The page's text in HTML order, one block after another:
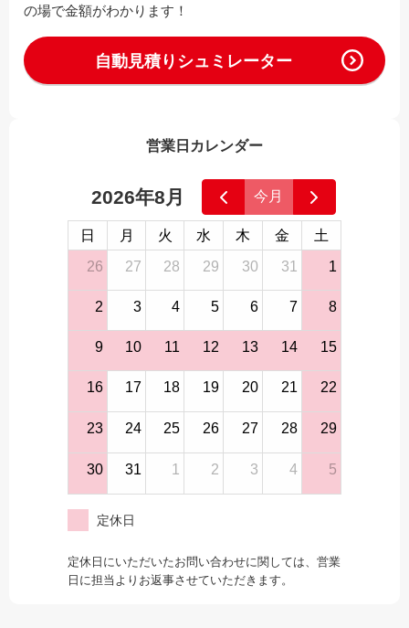
の場で金額がわかります！
自動見積りシュミレーター
営業日カレンダー
2026年8月 今月
日 月 火 水 木 金
土
26
27 28 29 30 31 1
2 3 4 5 6 7 8
9 10 11 12 13 14 15
16 17 18 19 20 21 22
23 24 25 26 27 28 29
30 31 1 2 3 4 5
定休日
定休日にいただいたお問い合わせに関しては、営業
日に担当よりお返事させていただきます。